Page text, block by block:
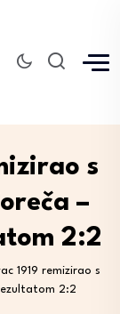
s
–
2:2
1919 remizirao s
2:2